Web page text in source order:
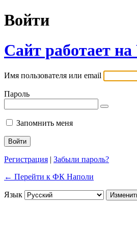
Войти
Сайт работает
Имя пользователя или email
Пароль
Запомнить меня
Регистрация | Забыли пароль?
← Перейти к ФК Наполи
Язык